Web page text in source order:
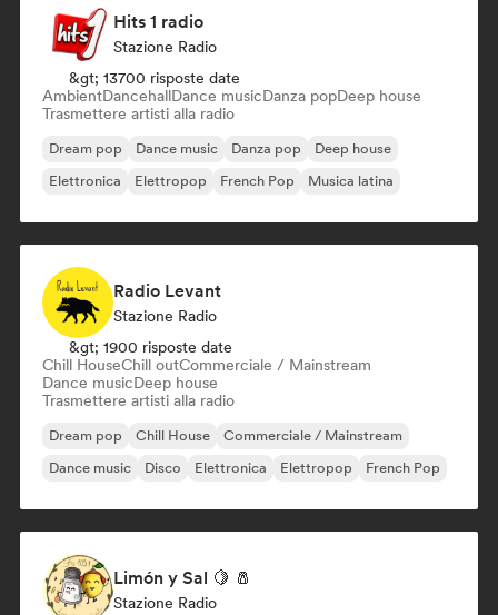
Hits 1 radio
Stazione Radio
&gt; 13700 risposte date
AmbientDancehallDance musicDanza popDeep house
Trasmettere artisti alla radio
Dream pop Dance music Danza pop
Deep house
Elettronica
Elettropop French Pop Musica latina
Radio Levant
Stazione Radio
&gt; 1900 risposte date
Chill HouseChill outCommerciale / Mainstream
Dance musicDeep house
Trasmettere artisti alla radio
Dream pop Chill House
Commerciale / Mainstream
Dance music
Disco Elettronica Elettropop French Pop
Limón y Sal 🍋 🧂
Stazione Radio